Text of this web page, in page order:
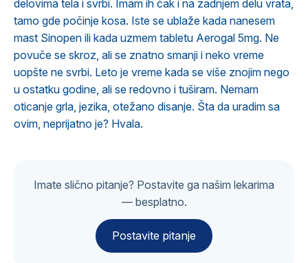
delovima tela i svrbi. Imam ih čak i na zadnjem delu vrata,
tamo gde počinje kosa. Iste se ublaže kada nanesem
mast Sinopen ili kada uzmem tabletu Aerogal 5mg. Ne
povuče se skroz, ali se znatno smanji i neko vreme
uopšte ne svrbi. Leto je vreme kada se više znojim nego
u ostatku godine, ali se redovno i tuširam. Nemam
oticanje grla, jezika, otežano disanje. Šta da uradim sa
ovim, neprijatno je? Hvala.
Imate slično pitanje? Postavite ga našim lekarima
— besplatno.
Postavite pitanje